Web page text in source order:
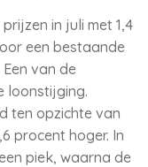
in juli met 1,4
een bestaande
van de
loonstijging.
ten opzichte van
procent hoger. In
piek, waarna de